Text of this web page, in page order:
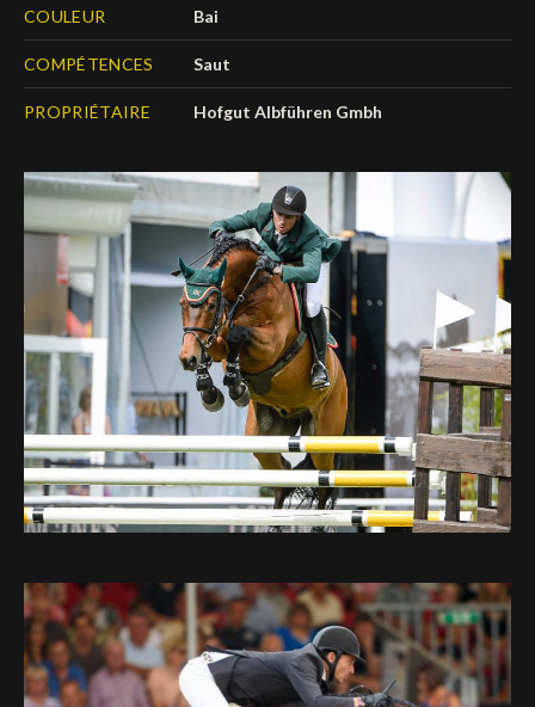
Résultats
Vidéos
Contacts médias
Partenaires officiels
Social Newsroom
Français
COULEUR Bai
COMPÉTENCES Saut
PROPRIÉTAIRE Hofgut Albführen Gmbh